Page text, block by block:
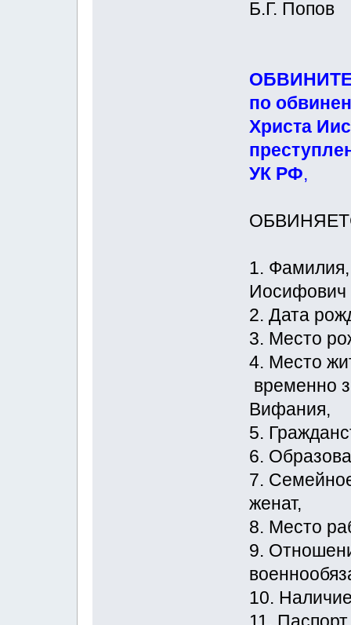
Б.Г. Попов
по
Христа
УК РФ,
1.
Иосифович
2. Дата
3. Место
4. Место
временно
Вифания,
5.
6.
7.
женат,
8. Место
9.
10.